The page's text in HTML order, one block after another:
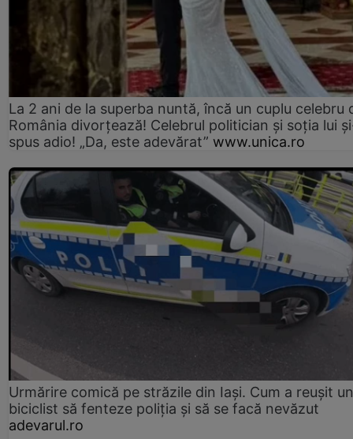
La 2 ani de la superba nuntă, încă un cuplu celebru
România divorțează! Celebrul politician și soția lui
spus adio! „Da, este adevărat” www.unica.ro
Urmărire comică pe străzile din Iași. Cum a reușit un
biciclist să fenteze poliția și să se facă nevăzut
adevarul.ro